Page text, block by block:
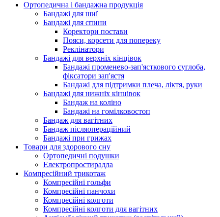
Ортопедична і бандажна продукція
Бандажі для шиї
Бандажі для спини
Коректори постави
Пояси, корсети для попереку
Реклінатори
Бандажі для верхніх кінцівок
Бандажі променево-зап'ясткового суглоба,
фіксатори зап'ястя
Бандажі для підтримки плеча, ліктя, руки
Бандажі для нижніх кінцівок
Бандаж на коліно
Бандажі на гомілковостоп
Бандаж для вагітних
Бандаж післяопераційний
Бандажі при грижах
Товари для здорового сну
Ортопедичні подушки
Електропростирадла
Компресійний трикотаж
Компресійні гольфи
Компресійні панчохи
Компресійні колготи
Компресійні колготи для вагітних